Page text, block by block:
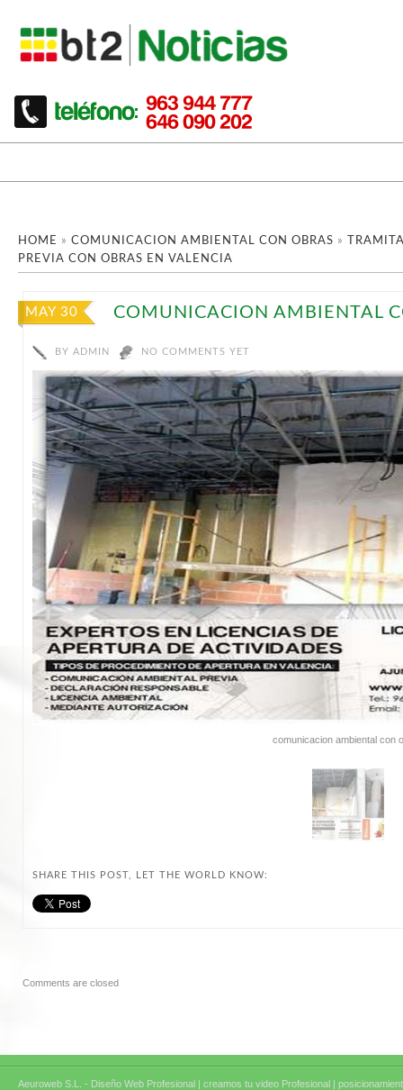
HOME » COMUNICACION AMBIENTAL CON OBRAS »
PREVIA CON OBRAS EN VALENCIA
MAY 30 COMUNICACION AMBIENTAL
BY ADMIN NO COMMENTS YET
comunicacion ambiental con
SHARE THIS POST, LET THE WORLD KNOW:
Comments are closed
Aeuroweb S.L. - Diseño Web Profesional | creamos tu video Profesional |